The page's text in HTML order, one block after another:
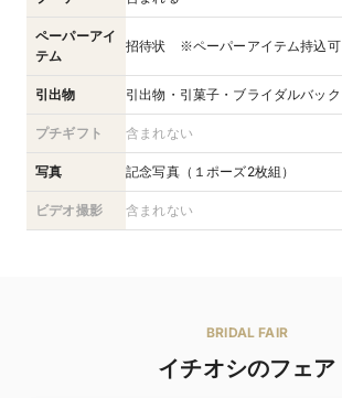
ペーパーアイ
テム
招待状 ※ペーパーアイテム持込可
引出物 引出物・引菓子・ブライダルバック
プチギフト 含まれない
写真 記念写真（１ポーズ2枚組）
ビデオ撮影 含まれない
BRIDAL FAIR
イチオシのフェア